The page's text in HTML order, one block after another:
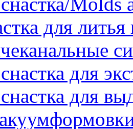
для литья
для
для